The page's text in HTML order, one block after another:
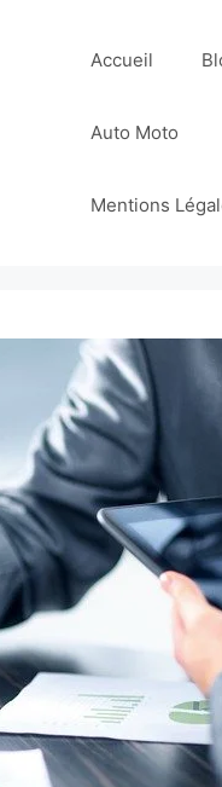
Accueil
Auto Moto
Mentions